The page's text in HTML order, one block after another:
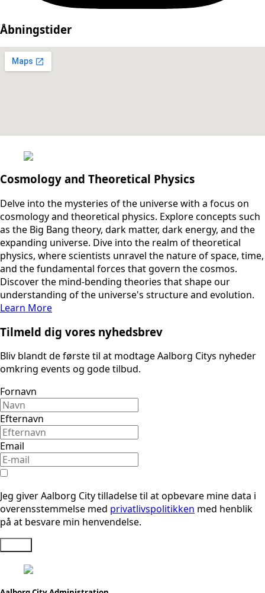
Åbningstider
Cosmology and Theoretical Physics
Delve into the mysteries of the universe with a focus on
cosmology and theoretical physics. Explore concepts such
as the Big Bang theory, dark matter, dark energy, and the
expanding universe. Dive into the realm of theoretical
physics, where scientists unravel the nature of space, time,
and the fundamental forces that govern the cosmos.
Discover the mind-bending theories that shape our
understanding of the universe's structure and evolution.
Learn More
Tilmeld dig vores nyhedsbrev
Bliv blandt de første til at modtage Aalborg Citys nyheder
omkring events og gode tilbud.
Fornavn
Efternavn
Email
Jeg giver Aalborg City tilladelse til at opbevare mine data i
overensstemmelse med privatlivspolitikken med henblik
på at besvare min henvendelse.